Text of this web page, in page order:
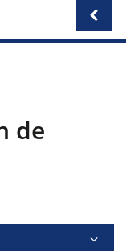
de